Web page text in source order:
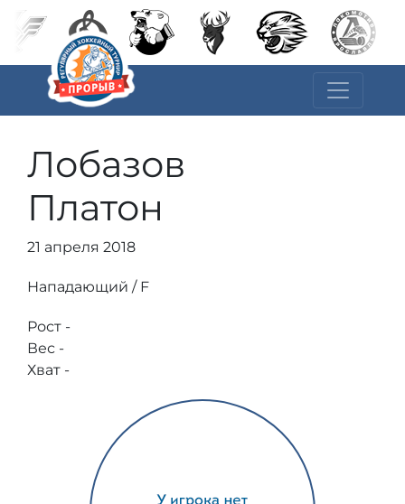
Лобазов
Платон
21 апреля 2018
Нападающий / F
Рост -
Вес -
Хват -